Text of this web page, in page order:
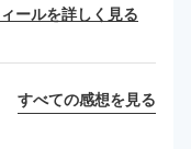
ールを詳しく見る
すべての感想を見る